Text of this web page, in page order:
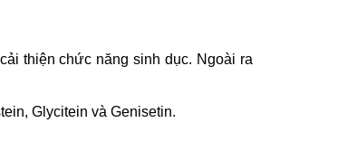
thiện chức năng sinh dục. Ngoài ra
Glycitein và Genisetin.